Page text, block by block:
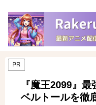
PR
『魔王2099』
ベルトールを徹